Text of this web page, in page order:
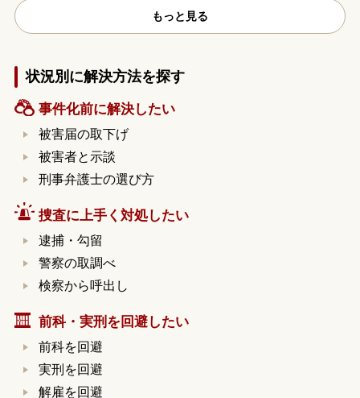
もっと見る
状況別に解決方法を探す
事件化前に解決したい
被害届の取下げ
被害者と示談
刑事弁護士の選び方
捜査に上手く対処したい
逮捕・勾留
警察の取調べ
検察から呼出し
前科・実刑を回避したい
前科を回避
実刑を回避
解雇を回避